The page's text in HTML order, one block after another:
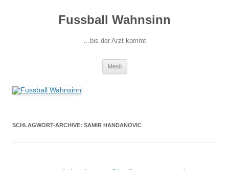
Fussball Wahnsinn
…bis der Arzt kommt
Menü
SCHLAGWORT-ARCHIVE: SAMIR HANDANOVIC